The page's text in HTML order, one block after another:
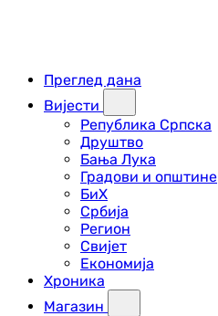
Преглед дана
Вијести
Република Српска
Друштво
Бања Лука
Градови и општине
БиХ
Србија
Регион
Свијет
Економија
Хроника
Магазин